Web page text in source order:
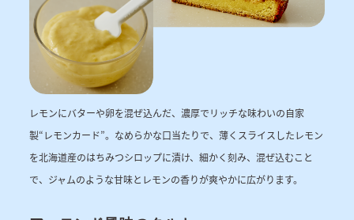
レモンにバターや卵を混ぜ込んだ、濃厚でリッチな味わいの自家
製“レモンカード”。なめらかな口当たりで、薄くスライスしたレモン
を北海道産のはちみつシロップに漬け、細かく刻み、混ぜ込むこと
で、ジャムのような甘味とレモンの香りが爽やかに広がります。